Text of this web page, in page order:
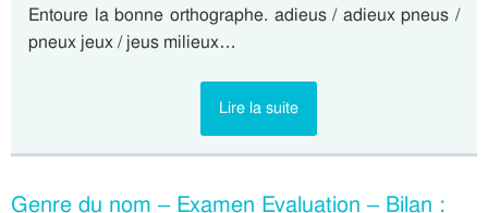
Entoure la bonne orthographe. adieus / adieux pneus /
pneux jeux / jeus milieux…
Lire la suite
Genre du nom – Examen Evaluation – Bilan :